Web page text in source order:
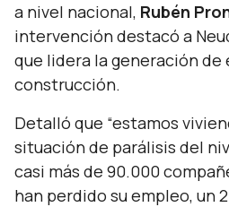
a nivel nacional, Rubén
intervención destacó a
que lidera la generación de
construcción.
Detalló que “estamos
situación de parálisis del
casi más de 90.000
han perdido su empleo, un